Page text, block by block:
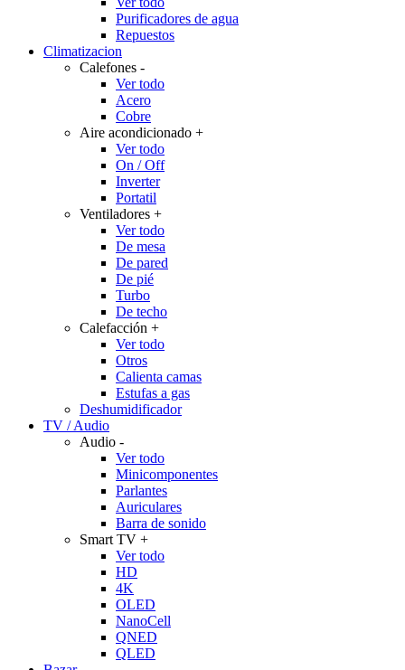
Purificadores de agua
Repuestos
Climatizacion
Calefones -
Ver todo
Acero
Cobre
Aire acondicionado +
Ver todo
On / Off
Inverter
Portatil
Ventiladores +
Ver todo
De mesa
De pared
De pié
Turbo
De techo
Calefacción +
Ver todo
Otros
Calienta camas
Estufas a gas
Deshumidificador
TV / Audio
Audio -
Ver todo
Minicomponentes
Parlantes
Auriculares
Barra de sonido
Smart TV +
Ver todo
HD
4K
OLED
NanoCell
QNED
QLED